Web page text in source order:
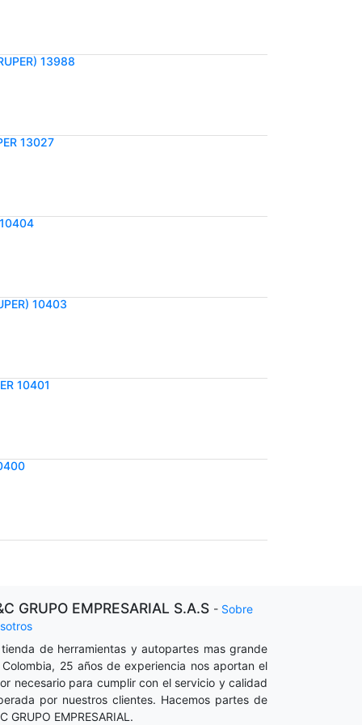
13988
13027
10403
10401
GRUPO EMPRESARIAL S.A.S - Sobre
tienda de herramientas y autopartes mas grande
25 años de experiencia nos aportan el
necesario para cumplir con el servicio y calidad
por nuestros clientes. Hacemos partes de
GRUPO EMPRESARIAL.